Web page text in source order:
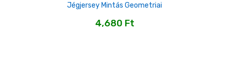
Jégjersey Mintás Geometriai
4,680 Ft